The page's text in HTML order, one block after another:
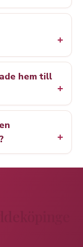
hem till